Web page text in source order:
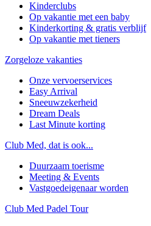
Kinderclubs
Op vakantie met een baby
Kinderkorting & gratis verblijf
Op vakantie met tieners
Zorgeloze vakanties
Onze vervoerservices
Easy Arrival
Sneeuwzekerheid
Dream Deals
Last Minute korting
Club Med, dat is ook...
Duurzaam toerisme
Meeting & Events
Vastgoedeigenaar worden
Club Med Padel Tour